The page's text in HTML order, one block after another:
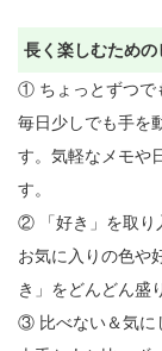
長く楽しむための
① ちょっとずつで
毎日少しでも手を
す。気軽なメモや
す。
② 「好き」を取り
お気に入りの色や
き」をどんどん盛
③ 比べない＆気に